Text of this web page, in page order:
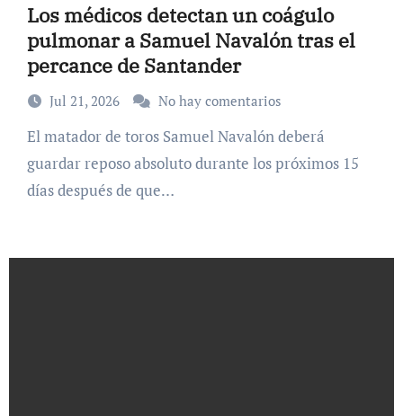
Los médicos detectan un coágulo
pulmonar a Samuel Navalón tras el
percance de Santander
Jul 21, 2026 No hay comentarios
El matador de toros Samuel Navalón deberá
guardar reposo absoluto durante los próximos 15
días después de que…